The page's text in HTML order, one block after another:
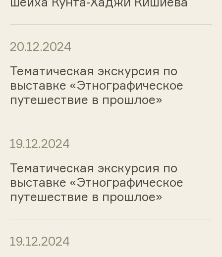
20.12.2024
Тематическая экскурсия по
выставке «Этнографическое
путешествие в прошлое»
19.12.2024
Тематическая экскурсия по
выставке «Этнографическое
путешествие в прошлое»
19.12.2024